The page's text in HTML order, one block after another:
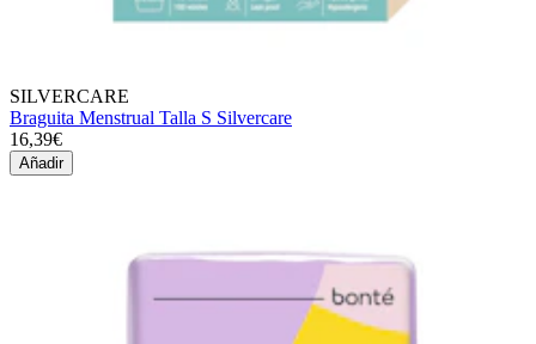
SILVERCARE
Braguita Menstrual Talla S Silvercare
16,39€
Añadir